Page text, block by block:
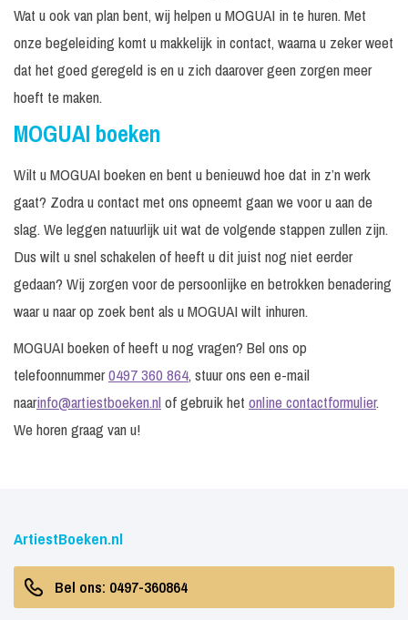
Wat u ook van plan bent, wij helpen u MOGUAI in te huren. Met
onze begeleiding komt u makkelijk in contact, waarna u zeker weet
dat het goed geregeld is en u zich daarover geen zorgen meer
hoeft te maken.
MOGUAI boeken
Wilt u MOGUAI boeken en bent u benieuwd hoe dat in z’n werk
gaat? Zodra u contact met ons opneemt gaan we voor u aan de
slag. We leggen natuurlijk uit wat de volgende stappen zullen zijn.
Dus wilt u snel schakelen of heeft u dit juist nog niet eerder
gedaan? Wij zorgen voor de persoonlijke en betrokken benadering
waar u naar op zoek bent als u MOGUAI wilt inhuren.
MOGUAI boeken of heeft u nog vragen? Bel ons op
telefoonnummer0497 360 864, stuur ons een e-mail
naarinfo@artiestboeken.nlof gebruik het online contactformulier.
We horen graag van u!
ArtiestBoeken.nl
Bel ons: 0497-360864